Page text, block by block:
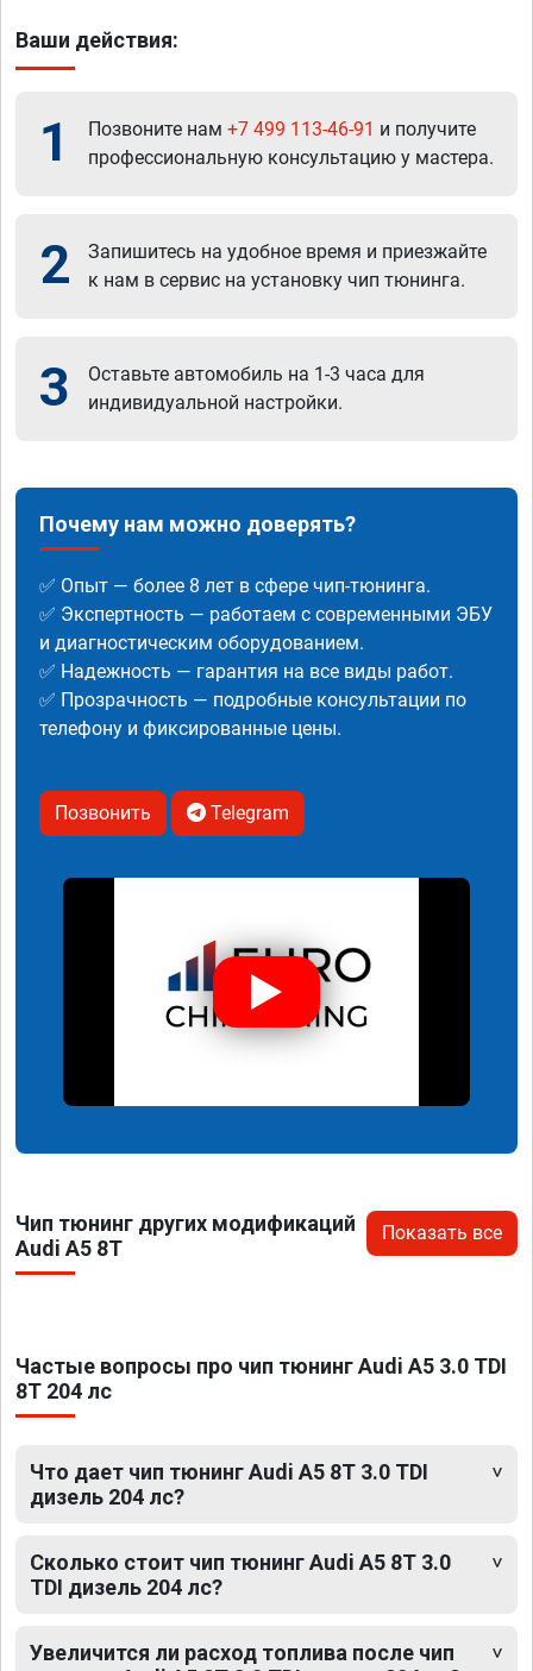
Ваши действия:
1 Позвоните нам +7 499 113-46-91 и получите
профессиональную консультацию у мастера.
2
Запишитесь на удобное время и приезжайте
к нам в сервис на установку чип тюнинга.
3
Оставьте автомобиль на 1-3 часа для
индивидуальной настройки.
Почему нам можно доверять?
✅ Опыт — более 8 лет в сфере чип-тюнинга.
✅ Экспертность — работаем с современными ЭБУ
и диагностическим оборудованием.
✅ Надежность — гарантия на все виды работ.
✅ Прозрачность — подробные консультации по
телефону и фиксированные цены.
Позвонить Telegram
Чип тюнинг других модификаций
Audi A5 8T
Показать все
Частые вопросы про чип тюнинг Audi A5 3.0 TDI
8T 204 лс
Что дает чип тюнинг Audi A5 8T 3.0 TDI
дизель 204 лс?
Сколько стоит чип тюнинг Audi A5 8T 3.0
TDI дизель 204 лс?
Увеличится ли расход топлива после чип